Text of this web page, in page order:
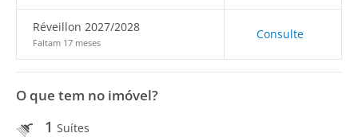
Réveillon 2027/2028
Faltam 17 meses
Consulte
O que tem no imóvel?
1 Suítes